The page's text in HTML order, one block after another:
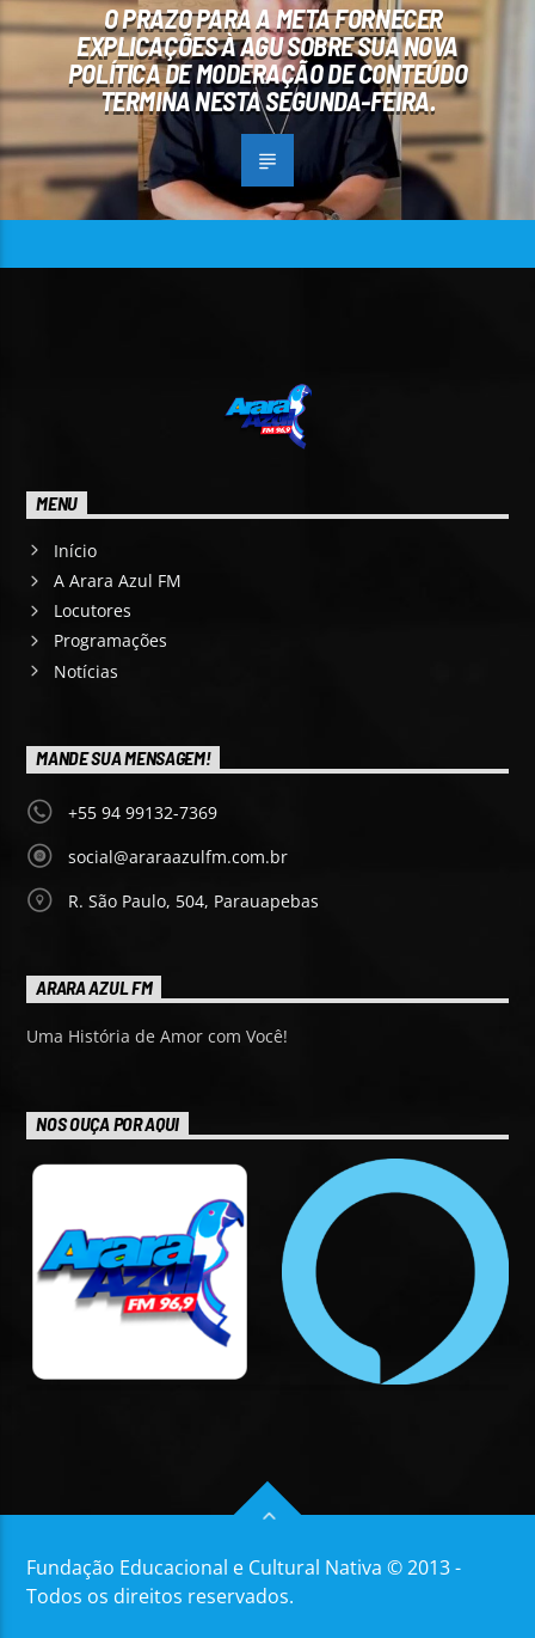
O PRAZO PARA A META FORNECER
EXPLICAÇÕES À AGU SOBRE SUA NOVA
POLÍTICA DE MODERAÇÃO DE CONTEÚDO
TERMINA NESTA SEGUNDA-FEIRA.
MENU
Início
A Arara Azul FM
Locutores
Programações
Notícias
MANDE SUA MENSAGEM!
+55 94 99132-7369
social@araraazulfm.com.br
R. São Paulo, 504, Parauapebas
ARARA AZUL FM
Uma História de Amor com Você!
NOS OUÇA POR AQUI
Fundação Educacional e Cultural Nativa © 2013 -
Todos os direitos reservados.